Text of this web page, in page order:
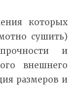
которых
сушить)
и
внешнего
размеров и